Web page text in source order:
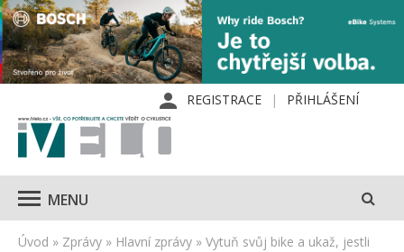
REGISTRACE PŘIHLÁŠENÍ
MENU
Úvod » Zprávy » Hlavní zprávy » Vytuň svůj bike a ukaž, jestli